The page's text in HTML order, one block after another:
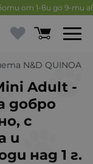
от 1-ви до 9-ти
N&D QUINOA
Adult -
добро
с
и
над 1 г.